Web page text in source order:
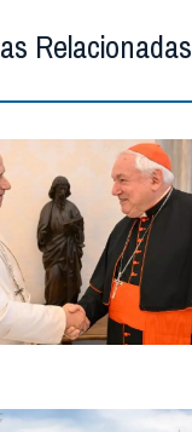
Relacionadas